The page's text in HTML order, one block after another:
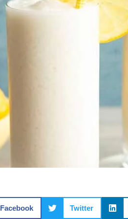
Facebook Twitter